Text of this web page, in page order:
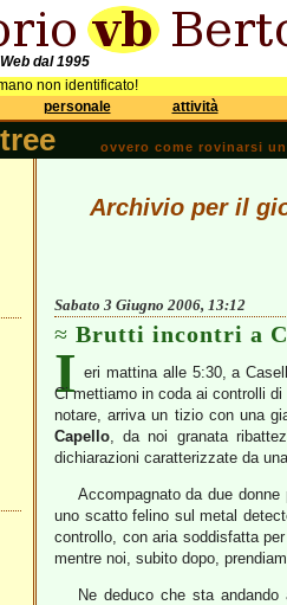
dal 1995
non identificato!
personale attività
ovvero come rovinarsi
Archivio per il
Sabato 3 Giugno 2006, 13:12
Brutti incontri a
I eri mattina alle 5:30, a
Ci mettiamo in coda ai controlli
notare, arriva un tizio con una
Capello, da noi granata
dichiarazioni caratterizzate da
Accompagnato da due
uno scatto felino sul metal
controllo, con aria soddisfatta
mentre noi, subito dopo,
Ne deduco che sta